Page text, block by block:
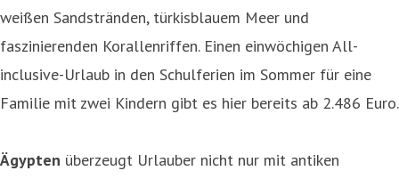
weißen Sandstränden, türkisblauem Meer und
faszinierenden Korallenriffen. Einen einwöchigen All-
inclusive-Urlaub in den Schulferien im Sommer für eine
Familie mit zwei Kindern gibt es hier bereits ab 2.486 Euro.
Ägypten überzeugt Urlauber nicht nur mit antiken